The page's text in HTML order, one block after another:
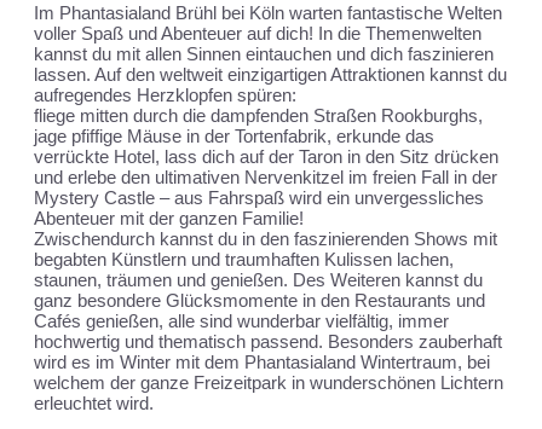
Im Phantasialand Brühl bei Köln warten fantastische Welten
voller Spaß und Abenteuer auf dich! In die Themenwelten
kannst du mit allen Sinnen eintauchen und dich faszinieren
lassen. Auf den weltweit einzigartigen Attraktionen kannst du
aufregendes Herzklopfen spüren:
fliege mitten durch die dampfenden Straßen Rookburghs,
jage pfiffige Mäuse in der Tortenfabrik, erkunde das
verrückte Hotel, lass dich auf der Taron in den Sitz drücken
und erlebe den ultimativen Nervenkitzel im freien Fall in der
Mystery Castle – aus Fahrspaß wird ein unvergessliches
Abenteuer mit der ganzen Familie!
Zwischendurch kannst du in den faszinierenden Shows mit
begabten Künstlern und traumhaften Kulissen lachen,
staunen, träumen und genießen. Des Weiteren kannst du
ganz besondere Glücksmomente in den Restaurants und
Cafés genießen, alle sind wunderbar vielfältig, immer
hochwertig und thematisch passend. Besonders zauberhaft
wird es im Winter mit dem Phantasialand Wintertraum, bei
welchem der ganze Freizeitpark in wunderschönen Lichtern
erleuchtet wird.